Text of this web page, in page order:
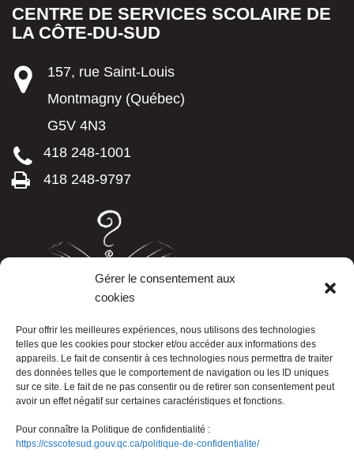
Gérer le consentement aux
cookies
Pour offrir les meilleures expériences, nous utilisons des technologies
telles que les cookies pour stocker et/ou accéder aux informations des
appareils. Le fait de consentir à ces technologies nous permettra de traiter
des données telles que le comportement de navigation ou les ID uniques
sur ce site. Le fait de ne pas consentir ou de retirer son consentement peut
avoir un effet négatif sur certaines caractéristiques et fonctions.
Pour connaître la Politique de confidentialité :
https://csscotesud.gouv.qc.ca/politique-de-confidentialite/
CENTRE DE SERVICES SCOLAIRE DE
LA CÔTE-DU-SUD
157, rue Saint-Louis
Montmagny (Québec)
G5V 4N3
418 248-1001
418 248-9797
LISTE TÉLÉPHONIQUE
Nous joindre